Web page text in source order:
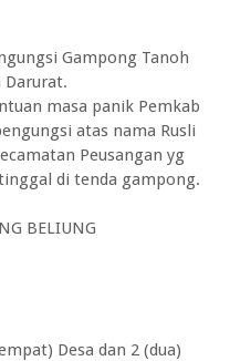
Gampong Tanoh
Darurat.
masa panik Pemkab
atas nama Rusli
Peusangan yg
di tenda gampong.
BELIUNG
Desa dan 2 (dua)